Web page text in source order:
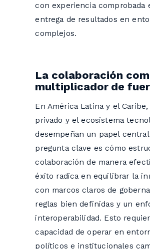
con experiencia comprobada
entrega de resultados en
complejos.
La colaboración
multiplicador de
En América Latina y el
privado y el ecosistema
desempeñan un papel
pregunta clave es cómo
colaboración de manera
éxito radica en equilibrar la
con marcos claros de
reglas bien definidas y un
interoperabilidad. Esto
capacidad de operar en
políticos e institucionales